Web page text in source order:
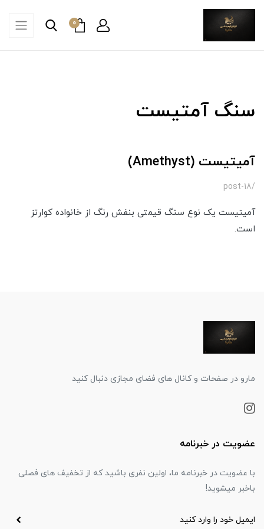
0
سنگ آمتیست
آمیتیست (Amethyst)
/post-18
آمیتیست یک نوع سنگ قیمتی بنفش رنگ از خانواده کوارتز
است.
مارو در صفحات و کانال های فضای مجازی دنبال کنید
عضویت در خبرنامه
با عضویت در خبرنامه ما، اولین نفری باشید که از تخفیف های فصلی
باخبر میشوید!